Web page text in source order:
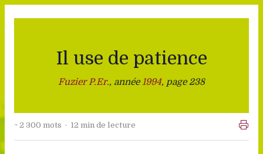
Il use de patience
Fuzier P.Er., année1994, page 238
~ 2 300 mots · 12 min de lecture